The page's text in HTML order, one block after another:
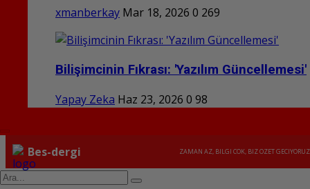
xmanberkay Mar 18, 2026 0 269
Bilişimcinin Fıkrası: 'Yazılım Güncellemesi'
Yapay Zeka Haz 23, 2026 0 98
Bes-dergi ZAMAN AZ, BILGI COK, BIZ OZET